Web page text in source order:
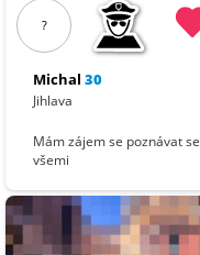
?
Michal 30
Jihlava
Mám zájem se poznávat se
všemi